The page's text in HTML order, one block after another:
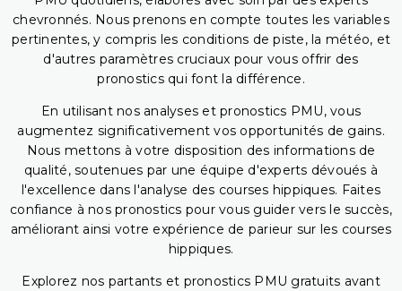
chevronnés. Nous prenons en compte toutes les variables
pertinentes, y compris les conditions de piste, la météo, et
d'autres paramètres cruciaux pour vous offrir des
pronostics qui font la différence.
En utilisant nos analyses et pronostics PMU, vous
augmentez significativement vos opportunités de gains.
Nous mettons à votre disposition des informations de
qualité, soutenues par une équipe d'experts dévoués à
l'excellence dans l'analyse des courses hippiques. Faites
confiance à nos pronostics pour vous guider vers le succès,
améliorant ainsi votre expérience de parieur sur les courses
hippiques.
Explorez nos partants et pronostics PMU gratuits avant